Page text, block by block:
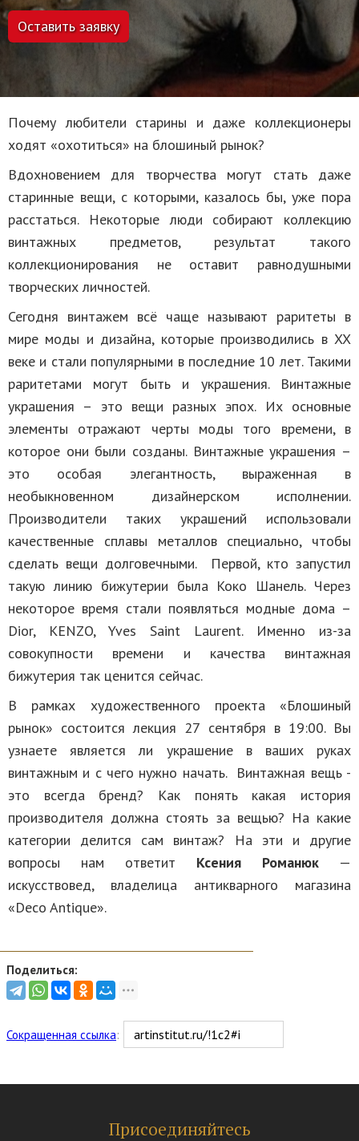
Оставить заявку
Почему любители старины и даже коллекционеры
ходят «охотиться» на блошиный рынок?
Вдохновением для творчества могут стать даже
старинные вещи, с которыми, казалось бы, уже пора
расстаться. Некоторые люди собирают коллекцию
винтажных предметов, результат такого
коллекционирования не оставит равнодушными
творческих личностей.
Сегодня винтажем всё чаще называют раритеты в
мире моды и дизайна, которые производились в XX
веке и стали популярными в последние 10 лет. Такими
раритетами могут быть и украшения. Винтажные
украшения – это вещи разных эпох. Их основные
элементы отражают черты моды того времени, в
которое они были созданы. Винтажные украшения –
это особая элегантность, выраженная в
необыкновенном дизайнерском исполнении.
Производители таких украшений использовали
качественные сплавы металлов специально, чтобы
сделать вещи долговечными. Первой, кто запустил
такую линию бижутерии была Коко Шанель. Через
некоторое время стали появляться модные дома –
Dior, KENZO, Yves Saint Laurent. Именно из-за
совокупности времени и качества винтажная
бижутерия так ценится сейчас.
В рамках художественного проекта «Блошиный
рынок» состоится лекция 27 сентября в 19:00. Вы
узнаете является ли украшение в ваших руках
винтажным и с чего нужно начать. Винтажная вещь -
это всегда бренд? Как понять какая история
производителя должна стоять за вещью? На какие
категории делится сам винтаж? На эти и другие
вопросы нам ответит Ксения Романюк —
искусствовед, владелица антикварного магазина
«Deco Antique».
Поделиться:
Сокращенная ссылка:
Присоединяйтесь